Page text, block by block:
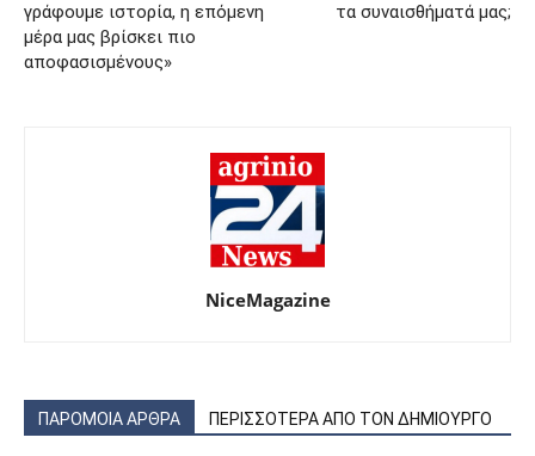
γράφουμε ιστορία, η επόμενη
μέρα μας βρίσκει πιο
αποφασισμένους»
τα συναισθήματά μας;
NiceMagazine
ΠΑΡΟΜΟΙΑ ΑΡΘΡΑ ΠΕΡΙΣΣΟΤΕΡΑ ΑΠΟ ΤΟΝ ΔΗΜΙΟΥΡΓΟ